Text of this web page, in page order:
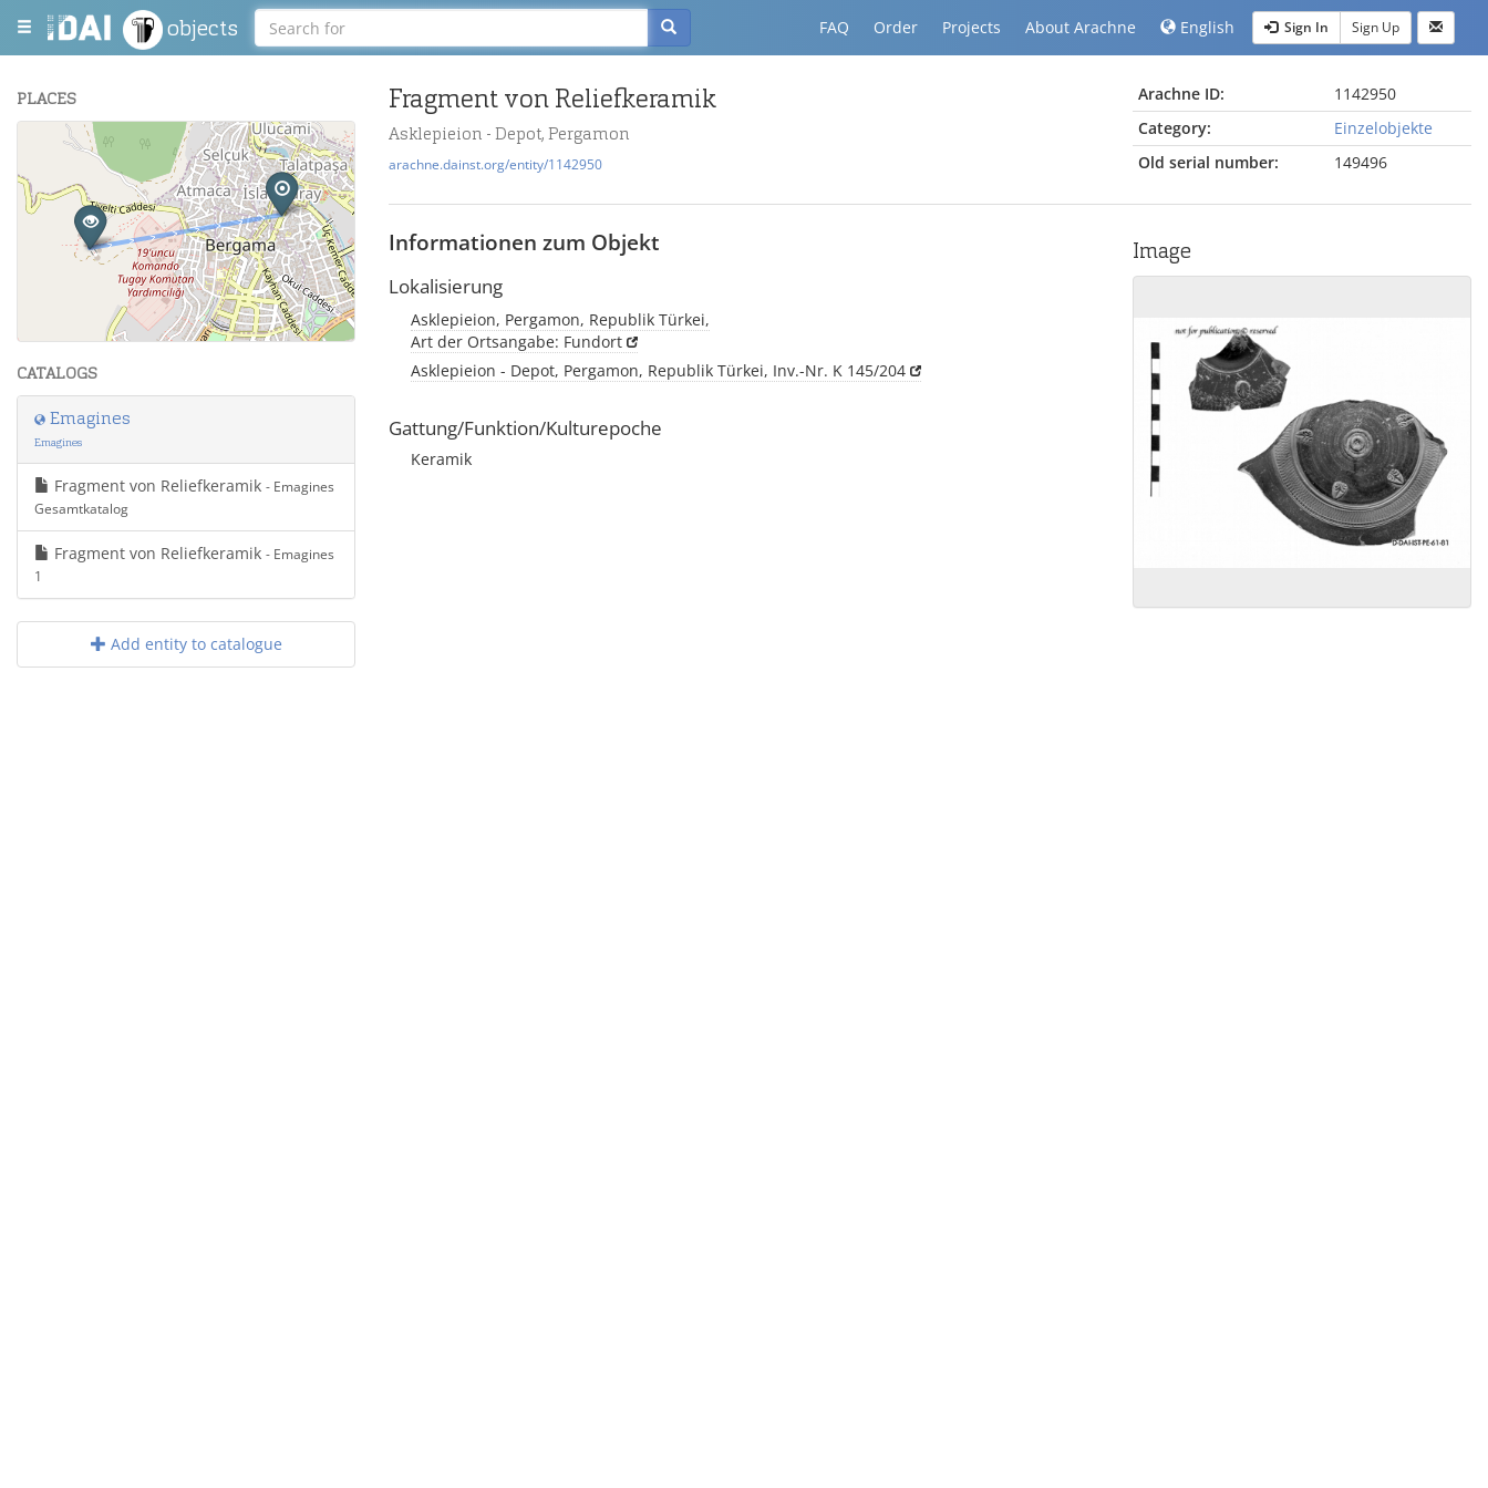
objects FAQ Order Projects About Arachne English Sign In Sign Up
PLACES
−
Leaflet| Maps and Data ©OpenStreetMap
CATALOGS
Emagines
Emagines
Fragment von Reliefkeramik - Emagines
Gesamtkatalog
Fragment von Reliefkeramik - Emagines
1
Add entity to catalogue
Fragment von Reliefkeramik
Asklepieion - Depot, Pergamon
arachne.dainst.org/entity/1142950
Arachne ID:
1142950
Category:
Einzelobjekte
Old serial number:
149496
Informationen zum Objekt
Lokalisierung
Asklepieion, Pergamon, Republik Türkei,
Art der Ortsangabe: Fundort
Asklepieion - Depot, Pergamon, Republik Türkei, Inv.-Nr. K 145/204
Gattung/Funktion/Kulturepoche
Keramik
Image